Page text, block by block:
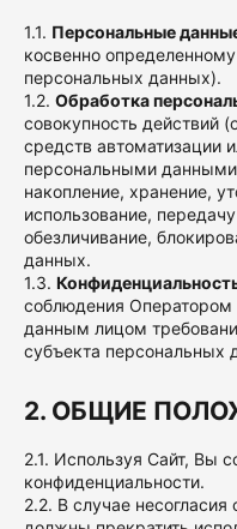
1.1. Персональные
косвенно
персональных данных).
1.2. Обработка
совокупность действий
средств автоматизации
персональными
накопление, хранение,
использование,
обезличивание,
данных.
1.3.
соблюдения
данным лицом
субъекта персональных
2. ОБЩИЕ
2.1. Используя Сайт, Вы
конфиденциальности.
2.2. В случае